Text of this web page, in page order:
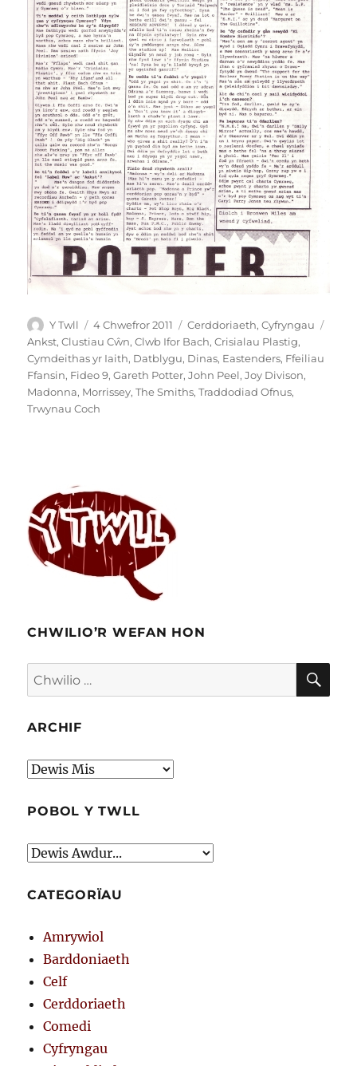
Awdur
Y Twll
Cofnodwyd
ar
4 Chwefror 2011 Categorïau
Cerddoriaeth,Cyfryngau
Ankst,Clustiau Cŵn,Clwb Ifor Bach,Crisialau Plastig,
Cymdeithas yr Iaith, Datblygu, Dinas, Eastenders, Ffeiliau
Ffansin, Fideo 9,Gareth Potter,John Peel,Joy Divison,
Madonna, Morrissey,The Smiths,Traddodiad Ofnus,
Trwynau Coch
CHWILIO’R WEFAN HON
Chwilio
am:
ARCHIF
Archif
POBOL Y TWLL
CATEGORÏAU
Amrywiol
Barddoniaeth
Celf
Cerddoriaeth
Comedi
Cyfryngau